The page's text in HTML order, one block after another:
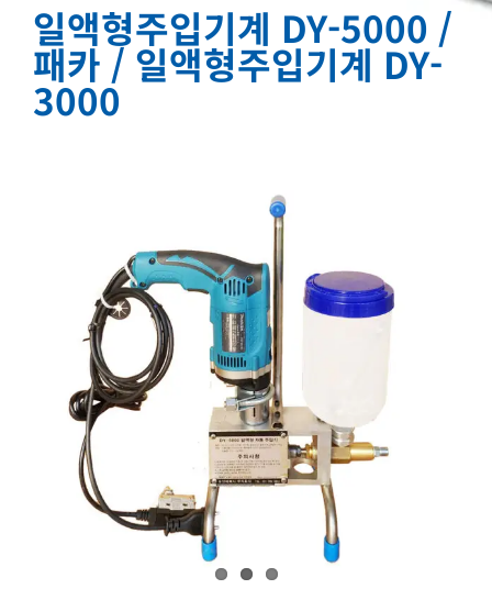
일액형주입기계 DY-5000 /
패카 / 일액형주입기계 DY-
3000